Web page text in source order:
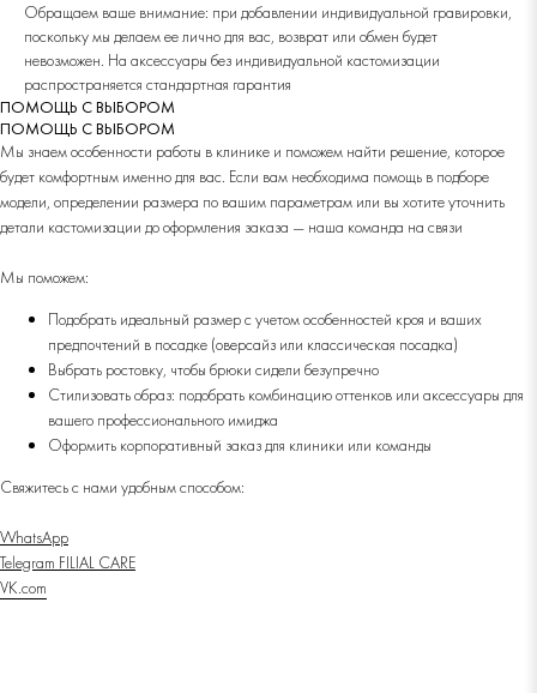
Обращаем ваше внимание: при добавлении индивидуальной гравировки,
поскольку мы делаем ее лично для вас, возврат или обмен будет
невозможен. На аксессуары без индивидуальной кастомизации
распространяется стандартная гарантия
ПОМОЩЬ С ВЫБОРОМ
ПОМОЩЬ С ВЫБОРОМ
Мы знаем особенности работы в клинике и поможем найти решение, которое
будет комфортным именно для вас. Если вам необходима помощь в подборе
модели, определении размера по вашим параметрам или вы хотите уточнить
детали кастомизации до оформления заказа — наша команда на связи
Мы поможем:
Подобрать идеальный размер с учетом особенностей кроя и ваших
предпочтений в посадке (оверсайз или классическая посадка)
Выбрать ростовку, чтобы брюки сидели безупречно
Стилизовать образ: подобрать комбинацию оттенков или аксессуары для
вашего профессионального имиджа
Оформить корпоративный заказ для клиники или команды
Свяжитесь с нами удобным способом:
WhatsApp
Telegram FILIAL CARE
VK.com